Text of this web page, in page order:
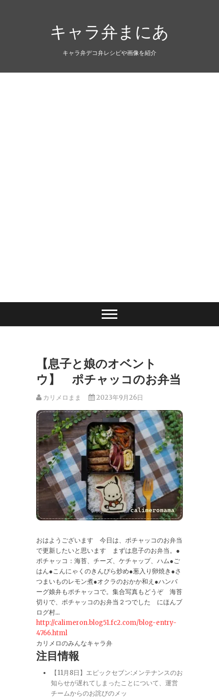
キャラ弁まにあ
キャラ弁デコ弁レシピや画像を紹介
【息子と娘のオベント
ウ】 ポチャッコのお弁当
カリメロまま 2023年9月26日
おはようございます 今日は、ポチャッコのお弁当
で更新したいと思います まずは息子のお弁当。●
ポチャッコ：海苔、チーズ、ケチャップ、ハム●ご
はん●こんにゃくのきんぴら炒め●葱入り卵焼き●さ
つまいものレモン煮●オクラのおかか和え●ハンバ
ーグ娘弁もポチャッコで。集合写真もどうぞ 海苔
切りで、ポチャッコのお弁当２つでした にほんブ
ログ村...
http://calimeron.blog51.fc2.com/blog-entry-
4766.html
カリメロのみんなキャラ弁
注目情報
【11月8日】エピックセブン:メンテナンスのお
知らせが遅れてしまったことについて、運営
チームからのお詫びのメッ